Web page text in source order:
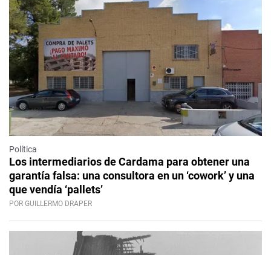
Política
Los intermediarios de Cardama para obtener una
garantía falsa: una consultora en un ‘cowork’ y una
que vendía ‘pallets’
POR GUILLERMO DRAPER